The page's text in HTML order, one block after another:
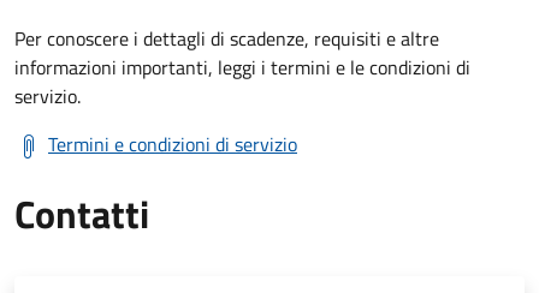
Per conoscere i dettagli di scadenze, requisiti e altre
informazioni importanti, leggi i termini e le condizioni di
servizio.
Termini e condizioni di servizio
Contatti